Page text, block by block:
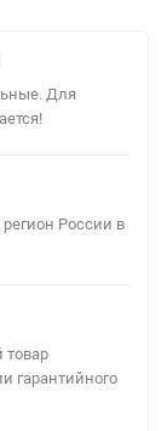
Для
России в
гарантийного